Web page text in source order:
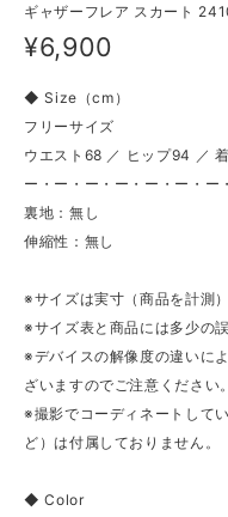
ギャザーフレア スカート
¥6,900
◆ Size（cm）
フリーサイズ
ウエスト68 ／ ヒップ94 ／
ー・ー・ー・ー・ー・ー・ー
裏地：無し
伸縮性：無し
※サイズは実寸（商品を計測
※サイズ表と商品には多少の
※デバイスの解像度の違いに
ざいますのでご注意ください。
※撮影でコーディネートして
ど）は付属しておりません。
◆ Color